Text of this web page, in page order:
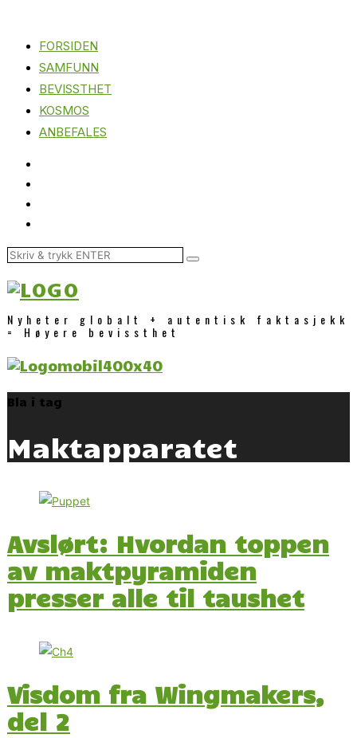
FORSIDEN
SAMFUNN
BEVISSTHET
KOSMOS
ANBEFALES
Nyheter globalt + autentisk faktasjekk
= Høyere bevissthet
Bla i tag
Maktapparatet
Avslørt: Hvordan toppen
av maktpyramiden
presser alle til taushet
Visdom fra Wingmakers,
del 2